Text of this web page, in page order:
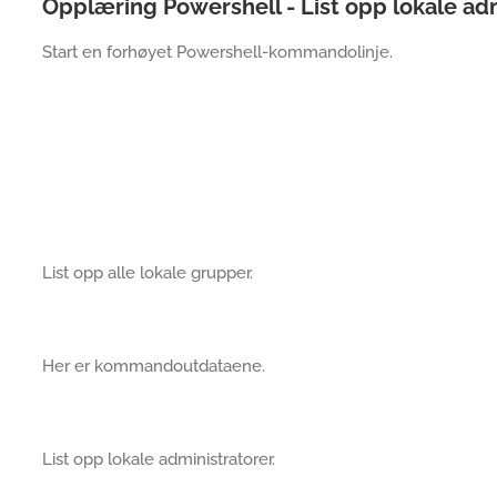
Opplæring Powershell - List opp lokale
Start en forhøyet Powershell-kommandolinje.
List opp alle lokale grupper.
Her er kommandoutdataene.
List opp lokale administratorer.